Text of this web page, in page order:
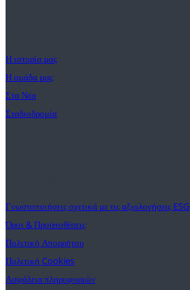
Η ιστορία μας
Η ομάδα μας
Στα Νέα
Σταδιοδρομία
Γνωστοποιήσεις σχετικά με τις αξιολογήσεις ESG
Όροι & Προϋποθέσεις
Πολιτική Απορρήτου
Πολιτική Cookies
Ασφάλεια πληροφοριών